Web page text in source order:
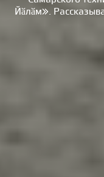
Йӑлӑм».